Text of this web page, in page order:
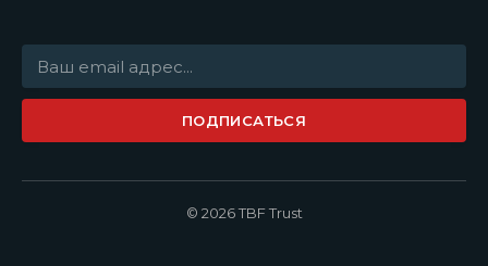
ПОДПИСАТЬСЯ
© 2026 TBF Trust